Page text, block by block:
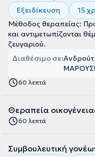
Εξειδίκευση
15
Μέθοδος θεραπείας:
και αντιμετωπίζονται
ζευγαριού.
Διαθέσιμο σε:
60 λεπτά
Θεραπεία
60 λεπτά
Συμβουλευτική